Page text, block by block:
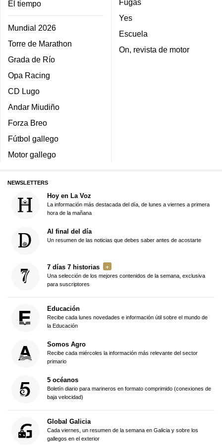
El tiempo
Mundial 2026
Torre de Marathon
Grada de Río
Opa Racing
CD Lugo
Andar Miudiño
Forza Breo
Fútbol gallego
Motor gallego
Fugas
Yes
Escuela
On, revista de motor
NEWSLETTERS
Hoy en La Voz
La información más destacada del día, de lunes a viernes a primera
hora de la mañana
Al final del día
Un resumen de las noticias que debes saber antes de acostarte
7 días 7 historias
Una selección de los mejores contenidos de la semana, exclusiva
para suscriptores
Educación
Recibe cada lunes novedades e información útil sobre el mundo de
la Educación
Somos Agro
Recibe cada miércoles la información más relevante del sector
primario
5 océanos
Boletín diario para marineros en formato comprimido (conexiones de
baja velocidad)
Global Galicia
Cada viernes, un resumen de la semana en Galicia y sobre los
gallegos en el exterior